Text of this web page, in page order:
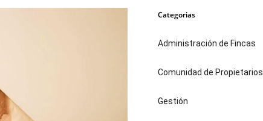
Categorias
Administración de Fincas
Comunidad de Propietarios
Gestión